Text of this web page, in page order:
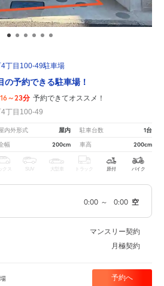
4丁目100-49駐車場
予約できる駐車場！
16～23分 予約できてオススメ！
丁目100-49
内外形式 屋内 駐車台数 1台
幅 200cm 車高 200cm
クス SUV 大型車 トラック 原付 バイク
0:00 ～ 0:00 空
マンスリー契約
月極契約
予約へ